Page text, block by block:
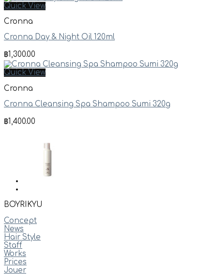
Quick View
Cronna
Cronna Day & Night Oil 120ml
฿1,300.00
Quick View
Cronna
Cronna Cleansing Spa Shampoo Sumi 320g
฿1,400.00
BOYRIKYU
Concept
News
Hair Style
Staff
Works
Prices
Jouer